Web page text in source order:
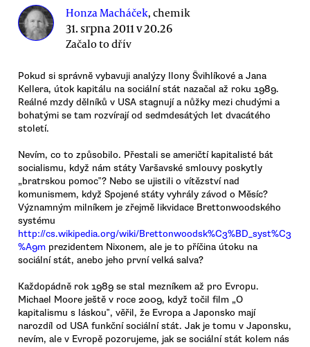
Honza Macháček, chemik
31. srpna 2011 v 20.26
Začalo to dřív
Pokud si správně vybavuji analýzy Ilony Švihlíkové a Jana
Kellera, útok kapitálu na sociální stát nazačal až roku 1989.
Reálné mzdy dělníků v USA stagnují a nůžky mezi chudými a
bohatými se tam rozvírají od sedmdesátých let dvacátého
století.
Nevím, co to způsobilo. Přestali se američtí kapitalisté bát
socialismu, když nám státy Varšavské smlouvy poskytly
„bratrskou pomoc‟? Nebo se ujistili o vítězství nad
komunismem, když Spojené státy vyhrály závod o Měsíc?
Významným milníkem je zřejmě likvidace Brettonwoodského
systému
http://cs.wikipedia.org/wiki/Brettonwoodsk%C3%BD_syst%C3
%A9m prezidentem Nixonem, ale je to příčina útoku na
sociální stát, anebo jeho první velká salva?
Každopádně rok 1989 se stal mezníkem až pro Evropu.
Michael Moore ještě v roce 2009, když točil film „O
kapitalismu s láskou‟, věřil, že Evropa a Japonsko mají
narozdíl od USA funkční sociální stát. Jak je tomu v Japonsku,
nevím, ale v Evropě pozorujeme, jak se sociální stát kolem nás